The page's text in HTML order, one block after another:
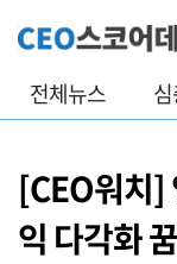
전체뉴스
[CEO워치]
익 다각화